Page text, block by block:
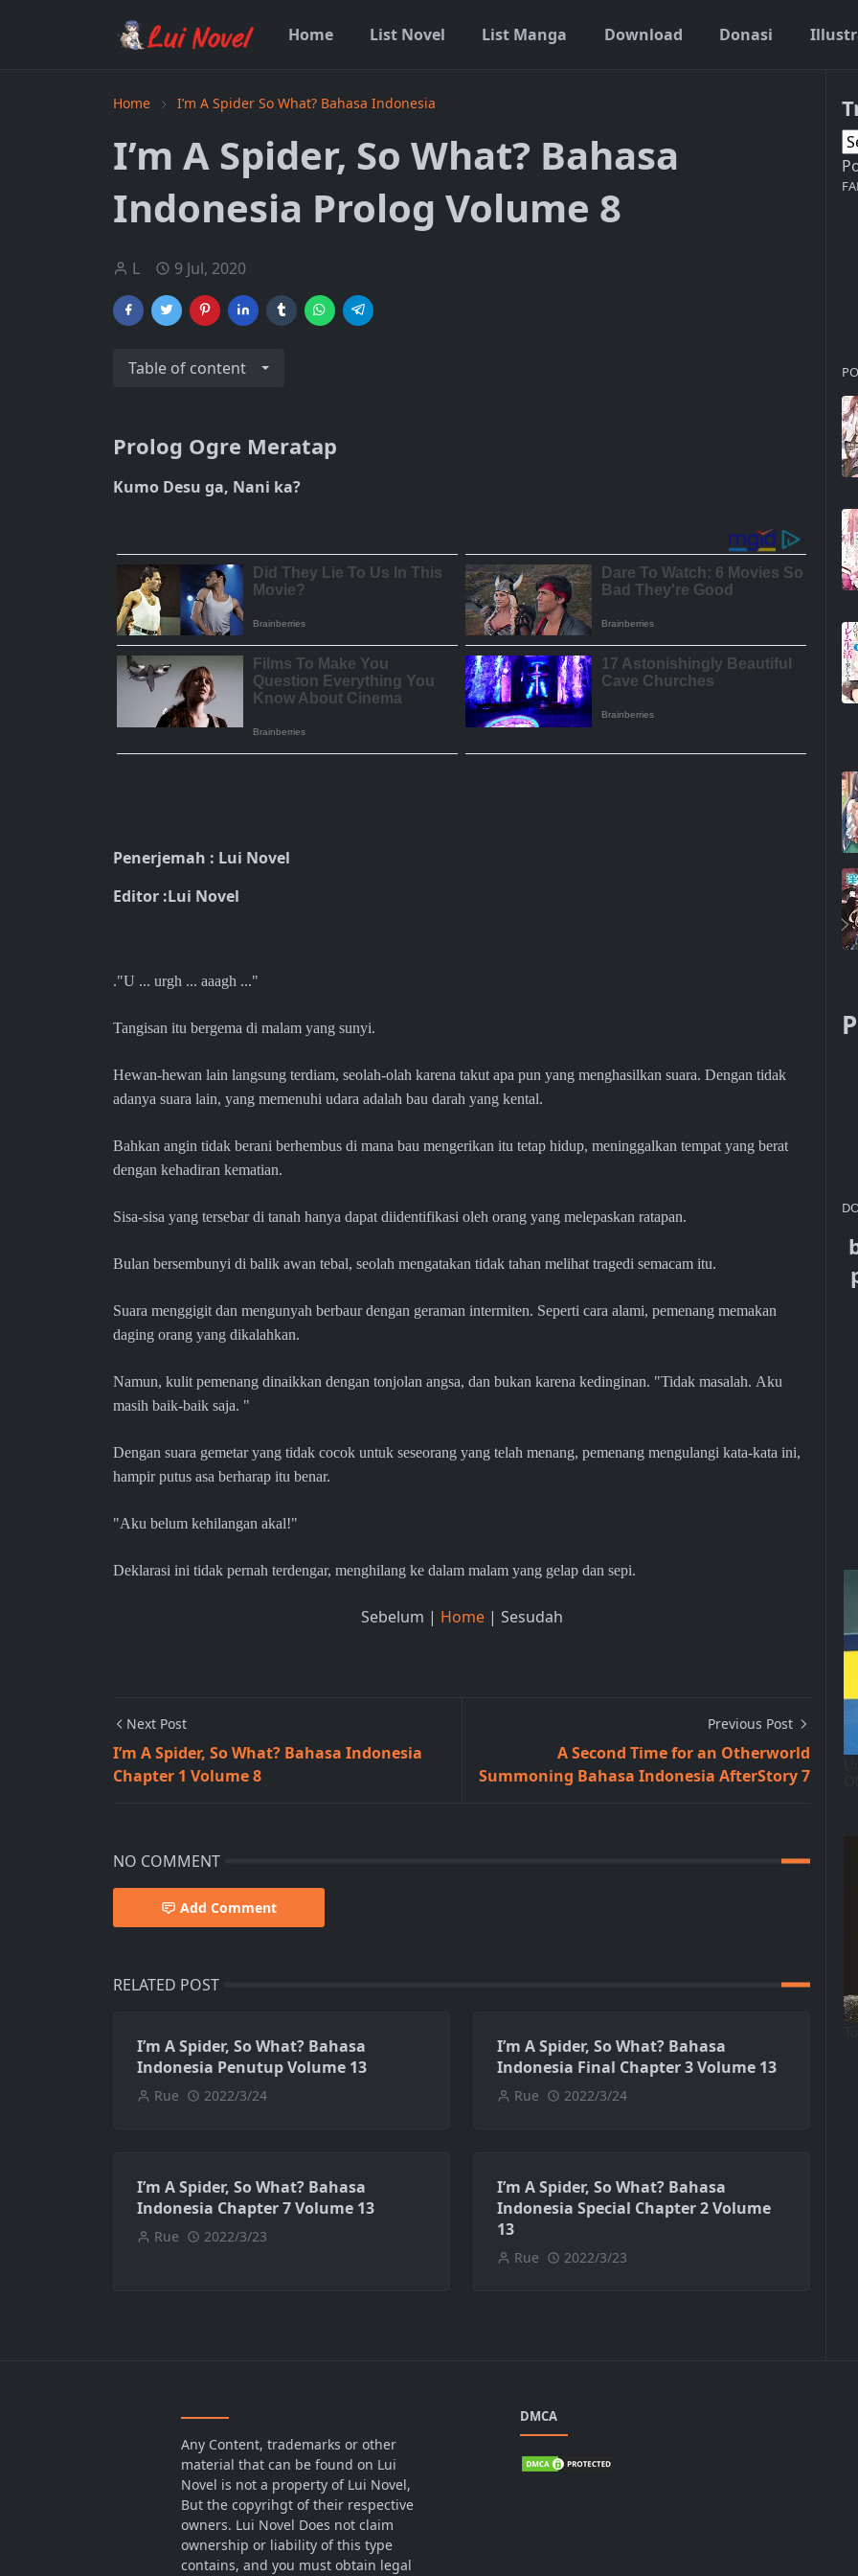
Home List Novel List Manga Download Donasi
Home I’m A Spider So What? Bahasa Indonesia
I’m A Spider, So What? Bahasa
Indonesia Prolog Volume 8
L 9 Jul, 2020
Table of content
Prolog Ogre Meratap
Kumo Desu ga, Nani ka?
Penerjemah : Lui Novel
Editor :Lui Novel
."U ... urgh ... aaagh ..."
Tangisan itu bergema di malam yang sunyi.
Hewan-hewan lain langsung terdiam, seolah-olah karena takut apa pun yang menghasilkan suara. Dengan tidak
adanya suara lain, yang memenuhi udara adalah bau darah yang kental.
Bahkan angin tidak berani berhembus di mana bau mengerikan itu tetap hidup, meninggalkan tempat yang berat
dengan kehadiran kematian.
Sisa-sisa yang tersebar di tanah hanya dapat diidentifikasi oleh orang yang melepaskan ratapan.
Bulan bersembunyi di balik awan tebal, seolah mengatakan tidak tahan melihat tragedi semacam itu.
Suara menggigit dan mengunyah berbaur dengan geraman intermiten. Seperti cara alami, pemenang memakan
daging orang yang dikalahkan.
Namun, kulit pemenang dinaikkan dengan tonjolan angsa, dan bukan karena kedinginan. "Tidak masalah. Aku
masih baik-baik saja. "
Dengan suara gemetar yang tidak cocok untuk seseorang yang telah menang, pemenang mengulangi kata-kata ini,
hampir putus asa berharap itu benar.
"Aku belum kehilangan akal!"
Deklarasi ini tidak pernah terdengar, menghilang ke dalam malam yang gelap dan sepi.
Sebelum | Home | Sesudah
Next Post
I’m A Spider, So What? Bahasa Indonesia
Chapter 1 Volume 8
Previous Post
A Second Time for an Otherworld
Summoning Bahasa Indonesia AfterStory 7
NO COMMENT
Add Comment
RELATED POST
I’m A Spider, So What? Bahasa
Indonesia Penutup Volume 13
Rue 2022/3/24
I’m A Spider, So What? Bahasa
Indonesia Final Chapter 3 Volume 13
Rue 2022/3/24
I’m A Spider, So What? Bahasa
Indonesia Chapter 7 Volume 13
Rue 2022/3/23
I’m A Spider, So What? Bahasa
Indonesia Special Chapter 2 Volume
13
Rue 2022/3/23
Any Content, trademarks or other
material that can be found on Lui
Novel is not a property of Lui Novel,
But the copyrihgt of their respective
owners. Lui Novel Does not claim
ownership or liability of this type
contains, and you must obtain legal
DMCA